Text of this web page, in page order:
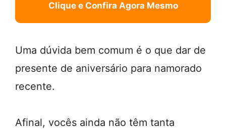
Clique e Confira Agora Mesmo
Uma dúvida bem comum é o que dar de
presente de aniversário para namorado
recente.
Afinal, vocês ainda não têm tanta